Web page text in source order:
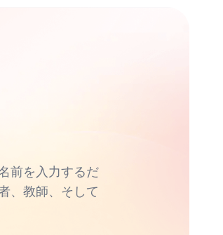
前を入力するだ
、教師、そして